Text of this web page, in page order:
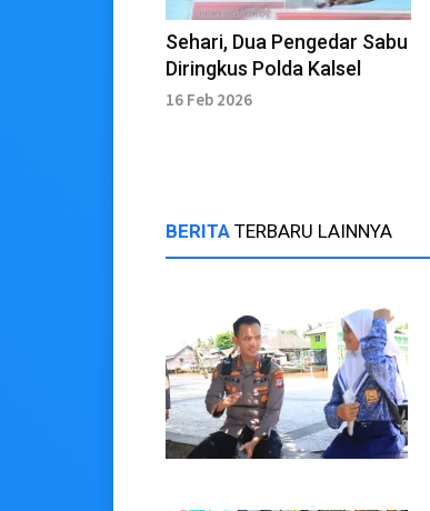
Sehari, Dua Pengedar Sabu
Diringkus Polda Kalsel
16 Feb 2026
BERITA TERBARU LAINNYA